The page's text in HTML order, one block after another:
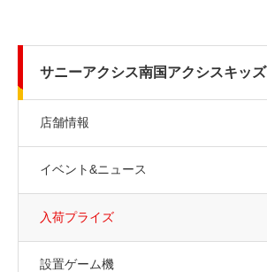
サニーアクシス南国アクシスキッズ
店舗情報
イベント&ニュース
入荷プライズ
設置ゲーム機